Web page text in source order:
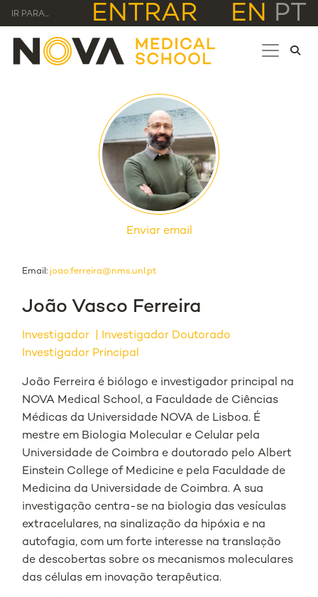
IR PARA... ENTRAR EN PT
Enviar email
Email: joao.ferreira@nms.unl.pt
João Vasco Ferreira
Investigador
Investigador Doutorado
Investigador Principal
João Ferreira é biólogo e investigador principal na
NOVA Medical School, a Faculdade de Ciências
Médicas da Universidade NOVA de Lisboa. É
mestre em Biologia Molecular e Celular pela
Universidade de Coimbra e doutorado pelo Albert
Einstein College of Medicine e pela Faculdade de
Medicina da Universidade de Coimbra. A sua
investigação centra-se na biologia das vesículas
extracelulares, na sinalização da hipóxia e na
autofagia, com um forte interesse na translação
de descobertas sobre os mecanismos moleculares
das células em inovação terapêutica.